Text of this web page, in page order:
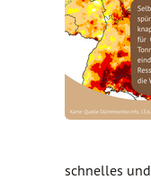
schnelles